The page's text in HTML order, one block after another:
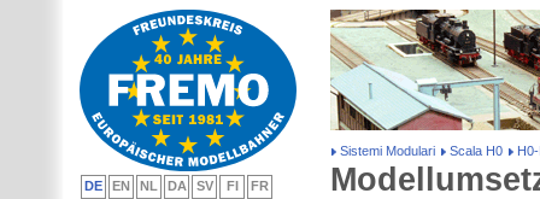
Sistemi Modulari Scala H0
DE EN NL DA SV FI
FR